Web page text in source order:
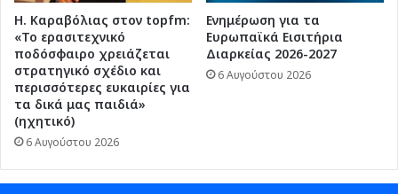
Η. Καραβόλιας στον topfm:
«Το ερασιτεχνικό
ποδόσφαιρο χρειάζεται
στρατηγικό σχέδιο και
περισσότερες ευκαιρίες για
τα δικά μας παιδιά»
(ηχητικό)
6 Αυγούστου 2026
Ενημέρωση για τα
Ευρωπαϊκά Εισιτήρια
Διαρκείας 2026-2027
6 Αυγούστου 2026